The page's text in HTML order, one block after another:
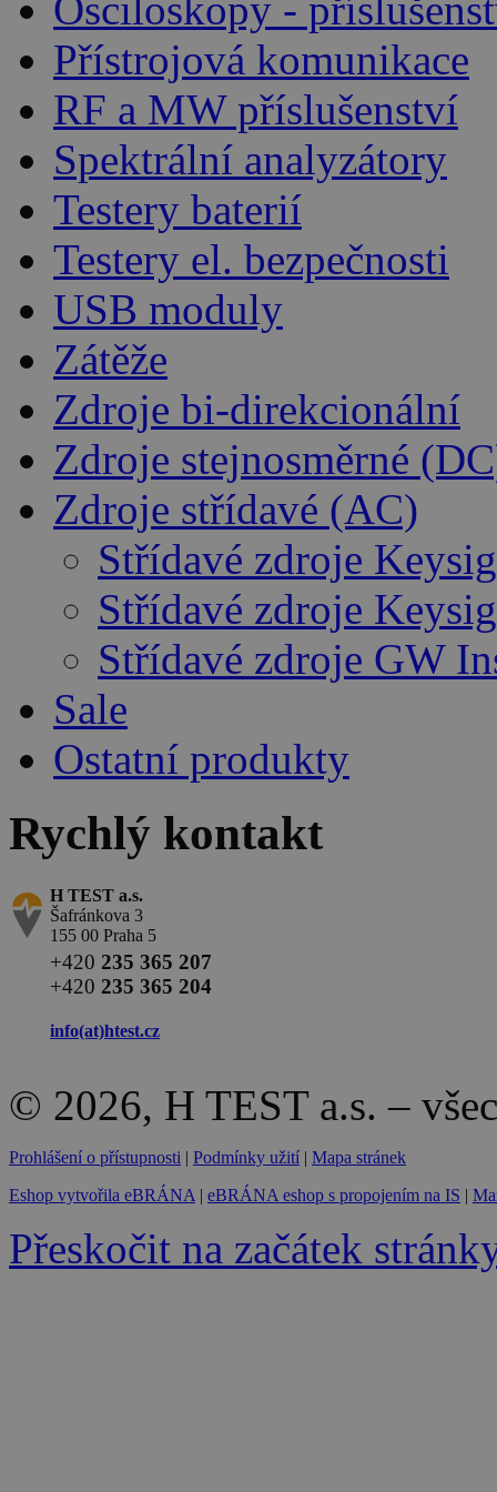
Přístrojová komunikace
RF a MW příslušenství
Spektrální analyzátory
Testery baterií
Testery el. bezpečnosti
USB moduly
Zátěže
Zdroje bi-direkcionální
Zdroje stejnosměrné
Zdroje střídavé (AC)
Střídavé zdroje
Střídavé zdroje
Střídavé zdroje GW
Sale
Ostatní produkty
Rychlý kontakt
H TEST a.s.
Šafránkova 3
155 00 Praha 5
+420 235 365 207
+420 235 365 204
info(at)htest.cz
© 2026, H TEST a.s. –
Prohlášení o přístupnosti | Podmínky užití | Mapa stránek
Eshop vytvořila eBRÁNA | eBRÁNA eshop s propojením na IS |
Přeskočit na začátek